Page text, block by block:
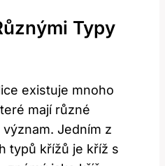
Typy
existuje mnoho
mají různé
Jedním z
typů křížů je kříž s